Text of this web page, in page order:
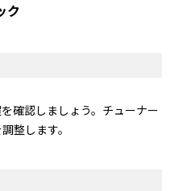
ク
確認しましょう。チューナー
整します。